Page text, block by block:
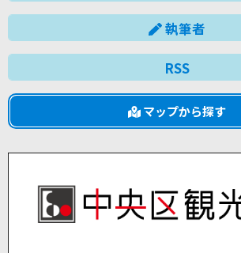
執筆者
RSS
マップから探す